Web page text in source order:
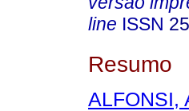
line ISSN
Resumo
ALFONSI,